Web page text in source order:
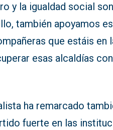
y la igualdad social
también apoyamos
que estáis en
esas alcaldías
ha remarcado
fuerte en las